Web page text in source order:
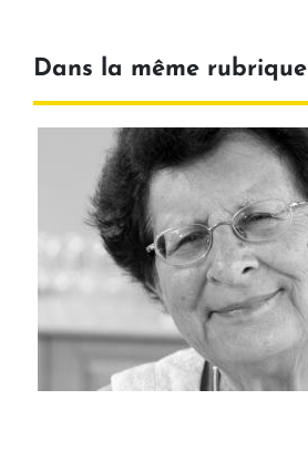
Dans la même rubrique